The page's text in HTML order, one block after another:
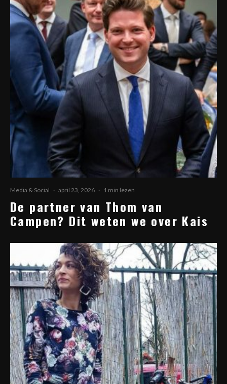
Media & Social · april 23, 2026 · 1 min lezen
De partner van Thom van
Campen? Dit weten we over Kais